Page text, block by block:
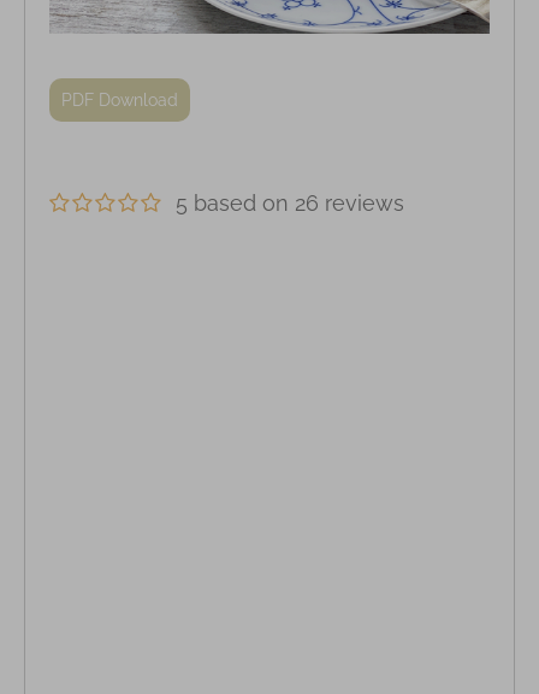
PDF Download
5 based on 26 reviews